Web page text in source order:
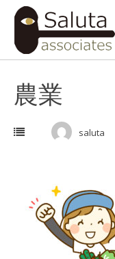
Skip
content
農業
saluta